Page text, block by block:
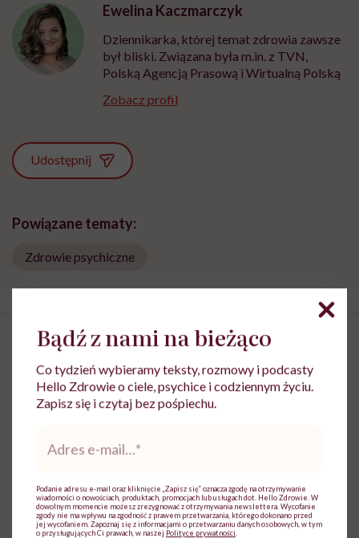
Ewelina Kaczmarczyk
Dziennikarka, której temat zdrowia zawsze
był bliski. Związana była m.in. z TVN,
Polską Agencją Prasową i Wirtualną Polską
Zobacz profil
Udostępnij
Powiązane tematy:
Zdrowie psychiczne
Monika Sobień-Górska: „Trzeba
bardzo uważać, komu oddajemy
swoją wrażliwość, pieniądze i
zaufanie”
Bądź z nami na bieżąco
Co tydzień wybieramy teksty, rozmowy i podcasty
Hello Zdrowie o ciele, psychice i codziennym życiu.
Zapisz się i czytaj bez pośpiechu.
mail*
Podanie adresu e-mail oraz kliknięcie „Zapisz się” oznacza zgodę na otrzymywanie
wiadomości o nowościach, produktach, promocjach lub usługach dot. Hello Zdrowie. W
dowolnym momencie możesz zrezygnować z otrzymywania newslettera. Wycofanie
zgody nie ma wpływu na zgodność z prawem przetwarzania, którego dokonano przed
jej wycofaniem. Zapoznaj się z informacjami o przetwarzaniu danych osobowych, w tym
o przysługujących Ci prawach, w naszej Polityce prywatności